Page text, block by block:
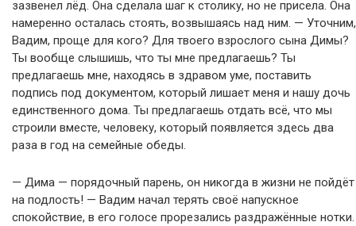
зазвенел лёд. Она сделала шаг к столику, но не присела. Она
намеренно осталась стоять, возвышаясь над ним. — Уточним,
Вадим, проще для кого? Для твоего взрослого сына Димы?
Ты вообще слышишь, что ты мне предлагаешь? Ты
предлагаешь мне, находясь в здравом уме, поставить
подпись под документом, который лишает меня и нашу дочь
единственного дома. Ты предлагаешь отдать всё, что мы
строили вместе, человеку, который появляется здесь два
раза в год на семейные обеды.
— Дима — порядочный парень, он никогда в жизни не пойдёт
на подлость! — Вадим начал терять своё напускное
спокойствие, в его голосе прорезались раздражённые нотки.